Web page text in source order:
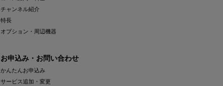
チャンネル紹介
特長
オプション・周辺機器
お申込み・お問い合わせ
かんたんお申込み
サービス追加・変更